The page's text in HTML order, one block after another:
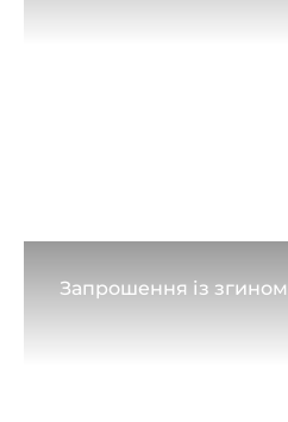
Запрошення із згином